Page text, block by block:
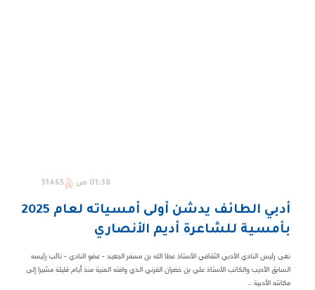
01:38 ص 51465
أدبي الطائف يدشن أولى أمسياته لعام 2025
بأمسية للشاعرة أديم الأنصاري
نعى رئيس النادي الأدبي الثقافي الأستاذ عطا الله بن مسفر الجعيد - عضو النادي - نائب رئيسه
السابق الأديب والكاتب الأستاذ علي بن خضران القرني الذي وافته المنية منذ أيام قليلة مشيرا إلى
مكانته الأدبية ...